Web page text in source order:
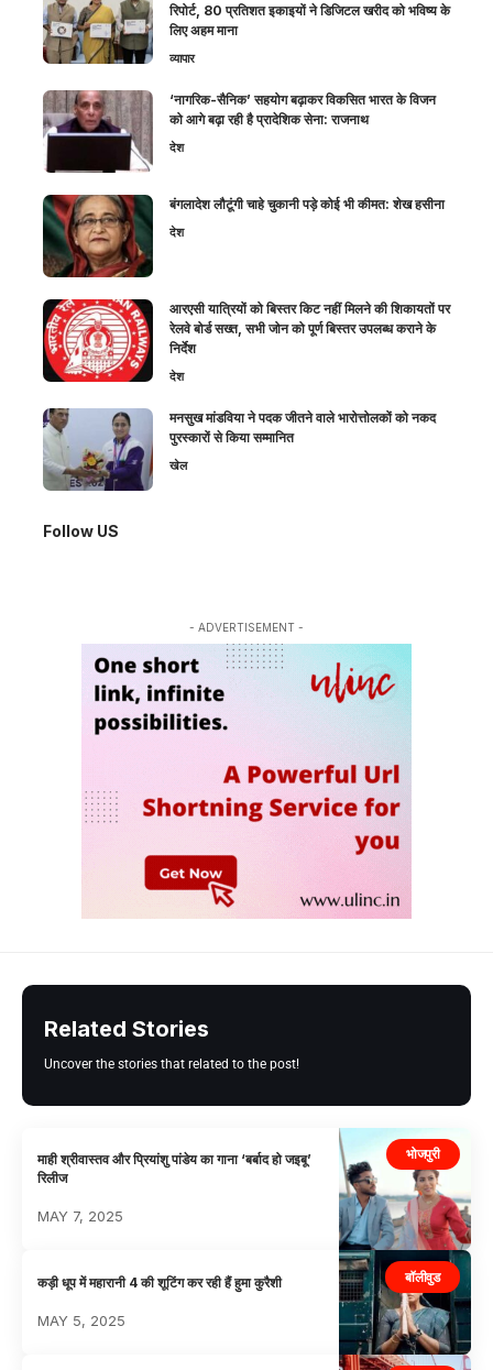
रिपोर्ट, 80 प्रतिशत इकाइयों ने डिजिटल खरीद को भविष्य के
लिए अहम माना
व्यापार
‘नागरिक-सैनिक’ सहयोग बढ़ाकर विकसित भारत के विजन
को आगे बढ़ा रही है प्रादेशिक सेना: राजनाथ
देश
बंगलादेश लौटूंगी चाहे चुकानी पड़े कोई भी कीमत: शेख हसीना
देश
आरएसी यात्रियों को बिस्तर किट नहीं मिलने की शिकायतों पर
रेलवे बोर्ड सख्त, सभी जोन को पूर्ण बिस्तर उपलब्ध कराने के
निर्देश
देश
मनसुख मांडविया ने पदक जीतने वाले भारोत्तोलकों को नकद
पुरस्कारों से किया सम्मानित
खेल
Follow US
- ADVERTISEMENT -
Related Stories
Uncover the stories that related to the post!
भोजपुरी
माही श्रीवास्तव और प्रियांशु पांडेय का गाना ‘बर्बाद हो जइबू’
रिलीज
MAY 7, 2025
बॉलीवुड
कड़ी धूप में महारानी 4 की शूटिंग कर रही हैं हुमा कुरैशी
MAY 5, 2025